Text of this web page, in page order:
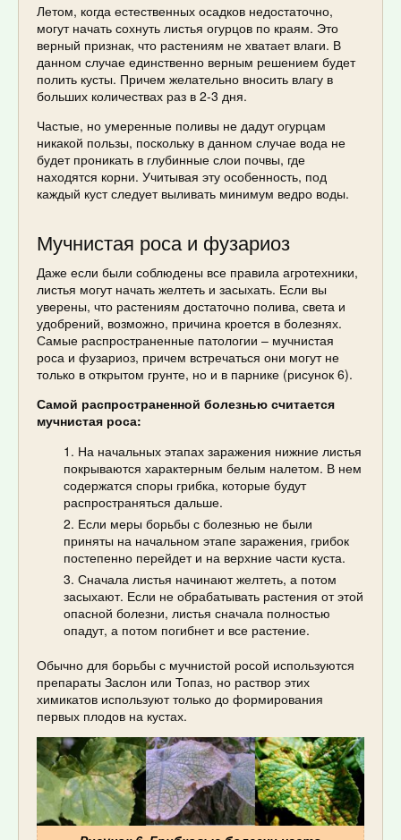
Летом, когда естественных осадков недостаточно,
могут начать сохнуть листья огурцов по краям. Это
верный признак, что растениям не хватает влаги. В
данном случае единственно верным решением будет
полить кусты. Причем желательно вносить влагу в
больших количествах раз в 2-3 дня.
Частые, но умеренные поливы не дадут огурцам
никакой пользы, поскольку в данном случае вода не
будет проникать в глубинные слои почвы, где
находятся корни. Учитывая эту особенность, под
каждый куст следует выливать минимум ведро воды.
Мучнистая роса и фузариоз
Даже если были соблюдены все правила агротехники,
листья могут начать желтеть и засыхать. Если вы
уверены, что растениям достаточно полива, света и
удобрений, возможно, причина кроется в болезнях.
Самые распространенные патологии – мучнистая
роса и фузариоз, причем встречаться они могут не
только в открытом грунте, но и в парнике (рисунок 6).
Самой распространенной болезнью считается
мучнистая роса:
На начальных этапах заражения нижние листья
покрываются характерным белым налетом. В нем
содержатся споры грибка, которые будут
распространяться дальше.
Если меры борьбы с болезнью не были
приняты на начальном этапе заражения, грибок
постепенно перейдет и на верхние части куста.
Сначала листья начинают желтеть, а потом
засыхают. Если не обрабатывать растения от этой
опасной болезни, листья сначала полностью
опадут, а потом погибнет и все растение.
Обычно для борьбы с мучнистой росой используются
препараты Заслон или Топаз, но раствор этих
химикатов используют только до формирования
первых плодов на кустах.